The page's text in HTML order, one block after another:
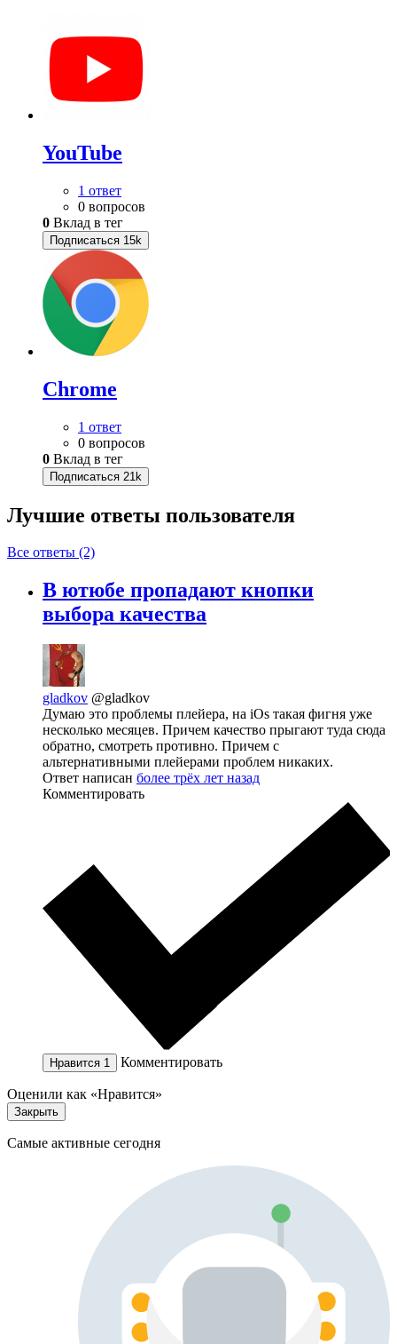
YouTube
1 ответ
0 вопросов
0 Вклад в тег
Подписаться 15k
Chrome
1 ответ
0 вопросов
0 Вклад в тег
Подписаться 21k
Лучшие ответы пользователя
Все ответы (2)
В ютюбе пропадают кнопки
выбора качества
gladkov @gladkov
Думаю это проблемы плейера, на iOs такая фигня уже
несколько месяцев. Причем качество прыгают туда сюда
обратно, смотреть противно. Причем с
альтернативными плейерами проблем никаких.
Ответ написан более трёх лет назад
Комментировать
Нравится 1 Комментировать
Оценили как «Нравится»
Закрыть
Самые активные сегодня